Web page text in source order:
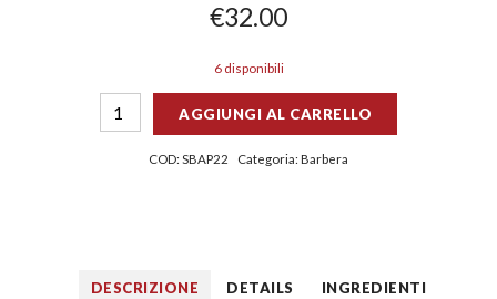
€32.00
6 disponibili
AGGIUNGI AL CARRELLO
COD:SBAP22 Categoria: Barbera
DESCRIZIONE DETAILS INGREDIENTI